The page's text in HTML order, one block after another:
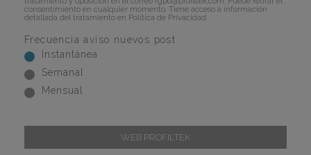
consentimiento en cualquier momento. Tiene acceso a información
detallada del tratamiento en Política de Privacidad
Frecuencia aviso nuevos post
Instantánea
Semanal
Mensual
WEB PROFILTEK